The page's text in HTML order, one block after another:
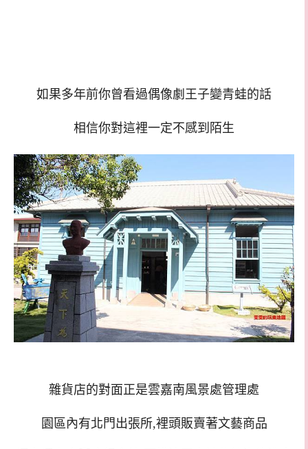
如果多年前你曾看過偶像劇王子變青蛙的話
相信你對這裡一定不感到陌生
雜貨店的對面正是雲嘉南風景處管理處
園區內有北門出張所,裡頭販賣著文藝商品